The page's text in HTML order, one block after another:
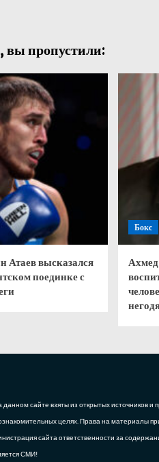
вы пропустили:
Атаев высказался
поединке с
Бокс
сайте взяты из открытых источников и
целях. Права на материалы
сайта ответственности за
СМИ!